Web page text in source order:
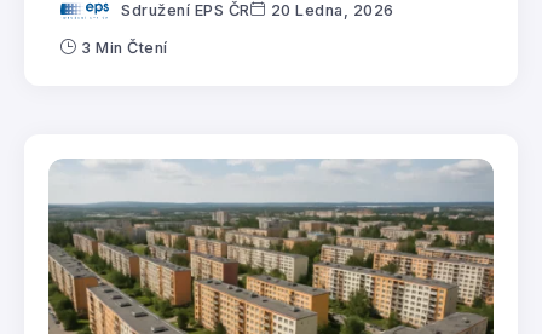
Sdružení EPS ČR 20 Ledna, 2026
3 Min Čtení